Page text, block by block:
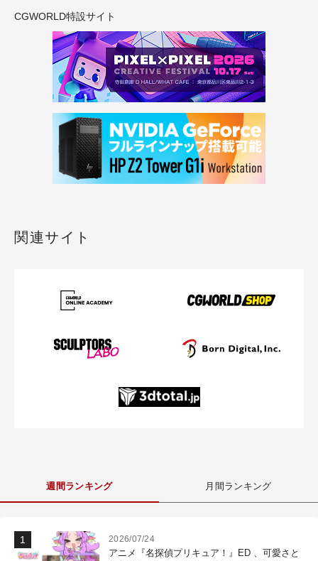
CGWORLD特設サイト
関連サイト
週間ランキング 月間ランキング
2026/07/24
アニメ『名探偵プリキュア！』ED 、可愛さと